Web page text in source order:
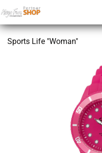
Sports Life "Woman"